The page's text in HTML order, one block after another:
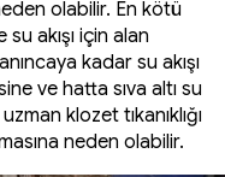
olabilir. En kötü
akışı için alan
kadar su akışı
ve hatta sıva altı su
klozet tıkanıklığı
neden olabilir.